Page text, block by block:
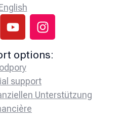
options:
support
Unterstützung